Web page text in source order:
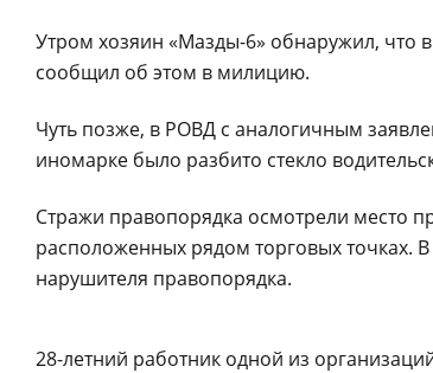
Утром хозяин «Мазды-6» обнаружил, что
сообщил об этом в милицию.
Чуть позже, в РОВД с аналогичным
иномарке было разбито стекло
Стражи правопорядка осмотрели место
расположенных рядом торговых
нарушителя правопорядка.
28-летний работник одной из